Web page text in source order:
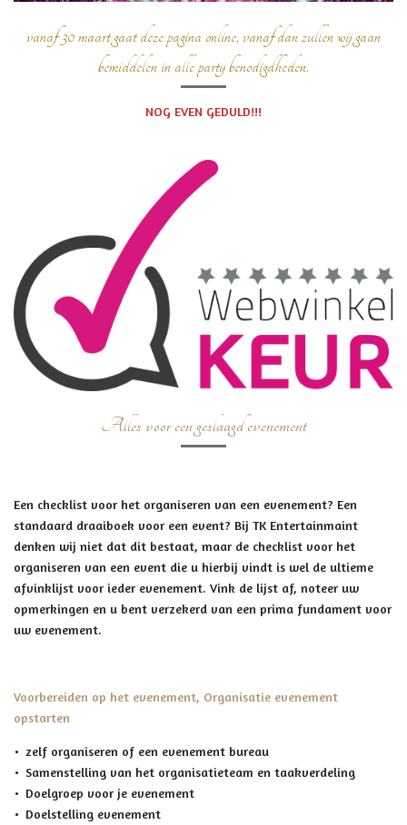
vanaf 30 maart gaat deze pagina online, vanaf dan zullen wij gaan
bemiddelen in alle party benodigdheden.
NOG EVEN GEDULD!!!
Alles voor een geslaagd evenement
Een checklist voor het organiseren van een evenement? Een
standaard draaiboek voor een event? Bij TK Entertainmaint
denken wij niet dat dit bestaat, maar de checklist voor het
organiseren van een event die u hierbij vindt is wel de ultieme
afvinklijst voor ieder evenement. Vink de lijst af, noteer uw
opmerkingen en u bent verzekerd van een prima fundament voor
uw evenement.
Voorbereiden op het evenement, Organisatie evenement
opstarten
zelf organiseren of een evenement bureau
Samenstelling van het organisatieteam en taakverdeling
Doelgroep voor je evenement
Doelstelling evenement